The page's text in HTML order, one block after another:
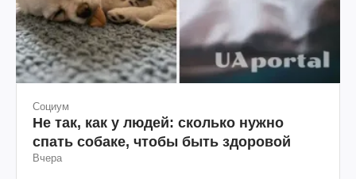
Социум
Не так, как у людей: сколько нужно
спать собаке, чтобы быть здоровой
Вчера